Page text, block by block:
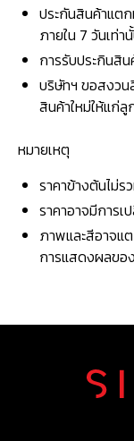
ประกันสินค้าแต
ภายใน 7 วันเท่า
การรับประกินสิ
บริษัทฯ ขอสงว
สินค้าใหม่ให้แก่ลู
หมายเหตุ
ราคาข้างต้นไม่
ราคาอาจมีการเ
ภาพและสีอาจแ
การแสดงผลขอ